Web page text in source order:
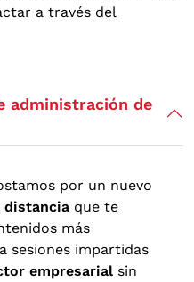
a través del
administración de
por un nuevo
distancia que te
más
sesiones impartidas
empresarial sin